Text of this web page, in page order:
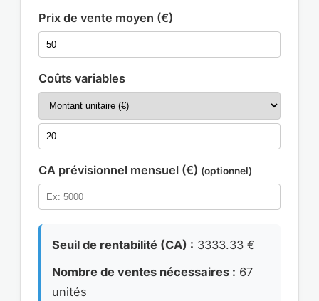
Prix de vente moyen (€)
Coûts variables
CA prévisionnel mensuel (€) (optionnel)
Seuil de rentabilité (CA) : 3333.33 €
Nombre de ventes nécessaires : 67
unités